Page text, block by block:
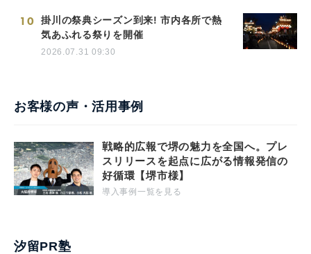
10
掛川の祭典シーズン到来! 市内各所で熱
気あふれる祭りを開催
2026.07.31 09:30
お客様の声・活用事例
戦略的広報で堺の魅力を全国へ。プレ
スリリースを起点に広がる情報発信の
好循環【堺市様】
導入事例一覧を見る
汐留PR塾